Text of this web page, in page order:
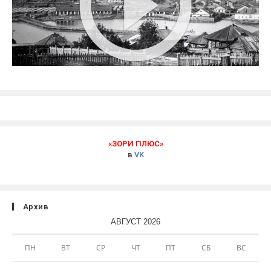
«ЗОРИ ПЛЮС»
в VK
Архив
АВГУСТ 2026
ПН ВТ СР ЧТ ПТ СБ ВС